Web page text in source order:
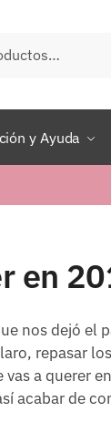
y Ayuda
en
nos dejó el
repasar
a querer
acabar de